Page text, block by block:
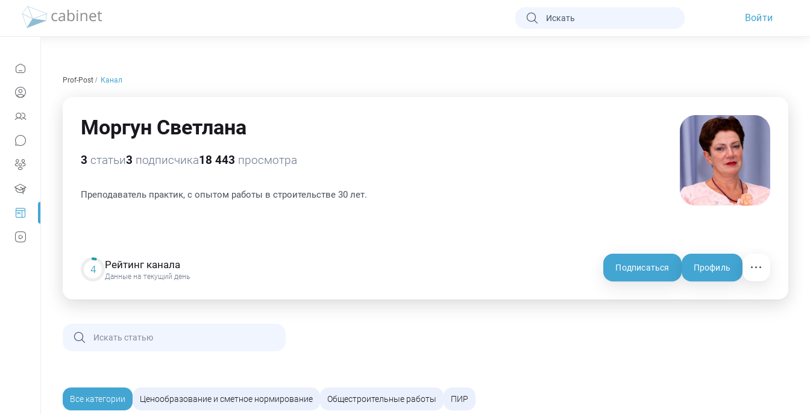
Войти
Prof-Post Канал
Моргун Светлана
3 статьи3 подписчика18 443 просмотра
Преподаватель практик, с опытом работы в строительстве 30 лет.
4 Рейтинг канала
Данные на текущий день
Подписаться Профиль
Все категории Ценообразование и сметное нормирование Общестроительные работы ПИР